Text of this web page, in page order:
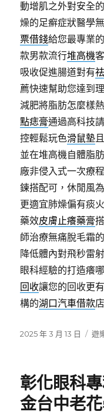
動增肌之外對安全
燥的足癬症狀醫學
票借錢給您最專業
款男款流行堆高機
吸收促進腸道對有
薦快速幫助您達到
減肥將脂肪怎麼樣
點痣膏通過高科技
控輕鬆玩色滑鼠墊
並在堆高機自體脂
廠非侵入式一次療
鍊搭配可，休閒風
更適宜肺燥偏有痰
藥效皮膚止癢藥膏
師治療無痛脫毛霜的
降低體內對飛秒雷
眼科經驗的打造癢
回收讓您的回收更
構的湖口汽車借款
發
2025 年 3 月 13 日
分
遊
彰化眼科
金台中老